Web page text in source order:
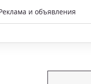
и объявления